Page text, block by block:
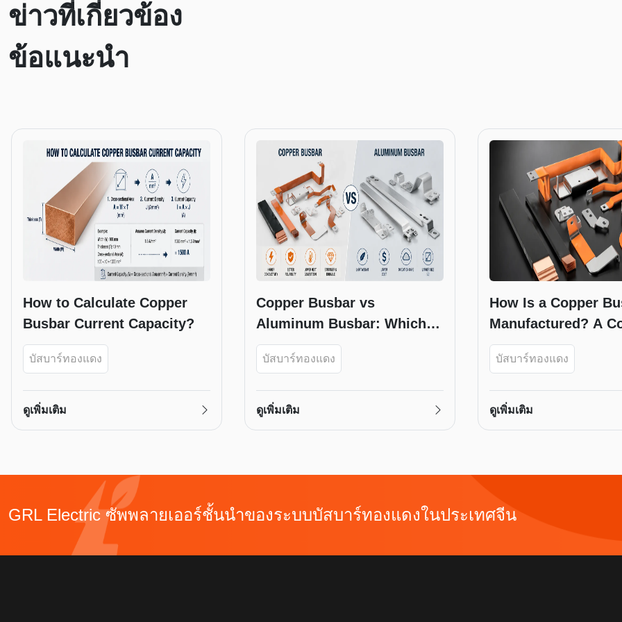
ข่าวที่เกี่ยวข้อง
ข้อแนะนำ
How to Calculate Copper
Busbar Current Capacity?
บัสบาร์ทองแดง
ดูเพิ่มเติม
Copper Busbar vs
Aluminum Busbar: Which Is
Better?
บัสบาร์ทองแดง
ดูเพิ่มเติม
How Is a Copper
Manufactured? A
Guide
บัสบาร์ทองแดง
ดูเพิ่มเติม
GRL Electric ซัพพลายเออร์ชั้นนำของระบบบัสบาร์ทองแดงในประเทศจีน